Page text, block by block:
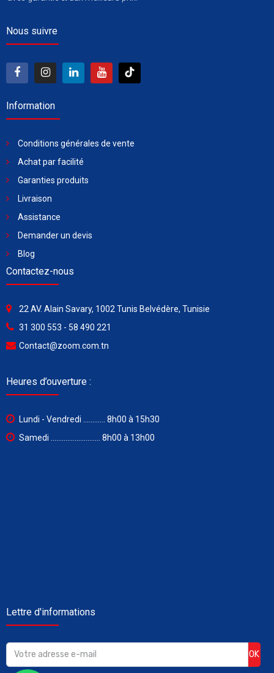
Nous suivre
Information
Conditions générales de vente
Achat par facilité
Garanties produits
Livraison
Assistance
Demander un devis
Blog
Contactez-nous
22 AV. Alain Savary, 1002 Tunis Belvédère, Tunisie
31 300 553 - 58 490 221
Contact@zoom.com.tn
Heures d’ouverture :
Lundi - Vendredi ............ 8h00 à 15h30
Samedi ........................... 8h00 à 13h00
Lettre d'informations
OK